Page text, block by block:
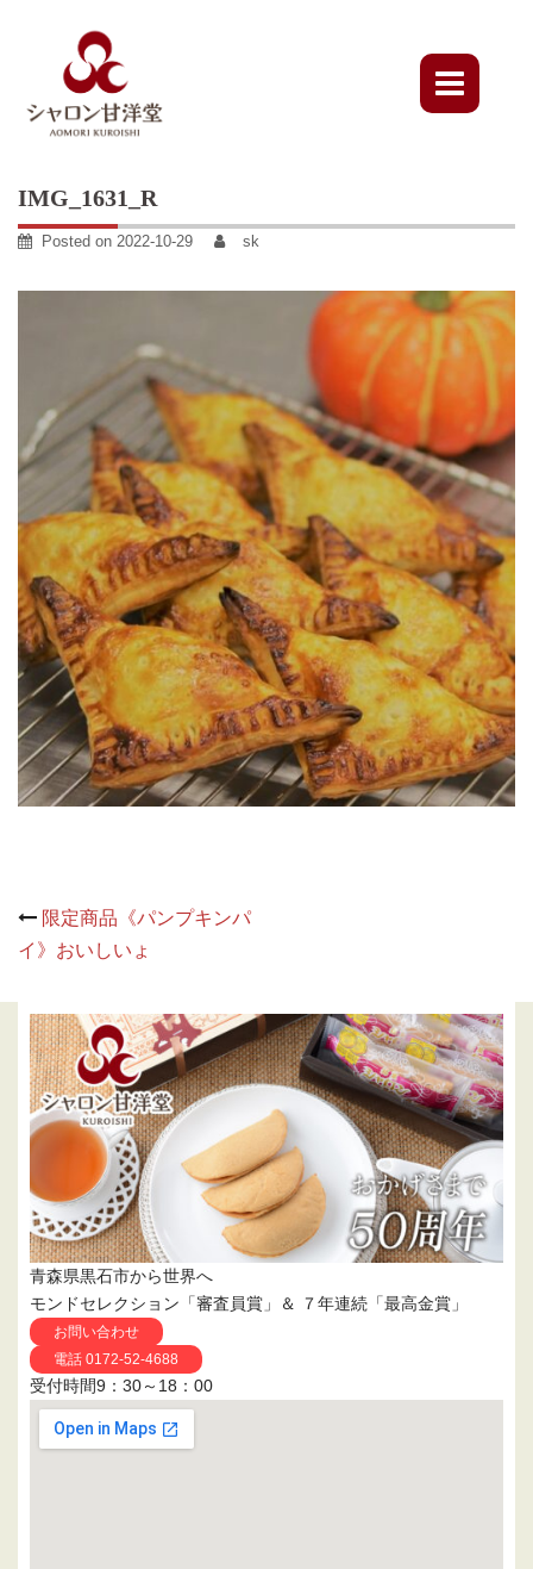
IMG_1631_R
Posted on 2022-10-29 sk
Post
navigation
限定商品《パンプキンパ
イ》おいしいょ
青森県黒石市から世界へ
モンドセレクション「審査員賞」＆ ７年連続「最高金賞」
お問い合わせ
電話 0172-52-4688
受付時間9：30～18：00